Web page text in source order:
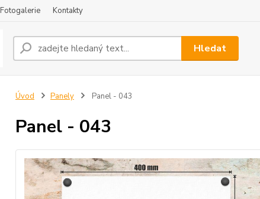
Fotogalerie Kontakty
Hledat
Úvod Panely Panel - 043
Panel - 043